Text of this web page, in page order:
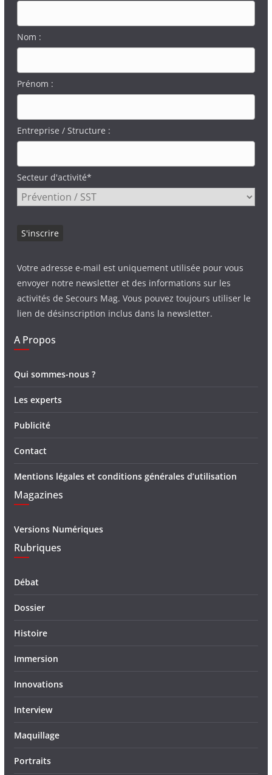
Nom :
Prénom :
Entreprise / Structure :
Secteur d'activité*
Votre adresse e-mail est uniquement utilisée pour vous
envoyer notre newsletter et des informations sur les
activités de Secours Mag. Vous pouvez toujours utiliser le
lien de désinscription inclus dans la newsletter.
A Propos
Qui sommes-nous ?
Les experts
Publicité
Contact
Mentions légales et conditions générales d’utilisation
Magazines
Versions Numériques
Rubriques
Débat
Dossier
Histoire
Immersion
Innovations
Interview
Maquillage
Portraits